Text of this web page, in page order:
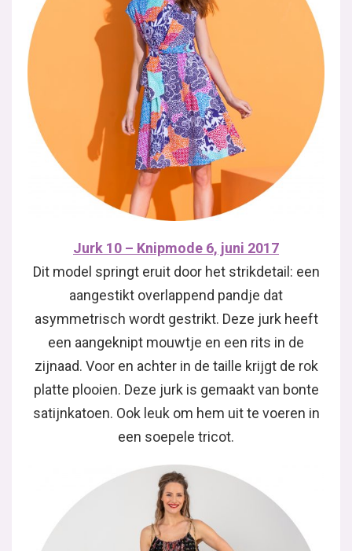
Jurk 10 – Knipmode 6, juni 2017
Dit model springt eruit door het strikdetail: een
aangestikt overlappend pandje dat
asymmetrisch wordt gestrikt. Deze jurk heeft
een aangeknipt mouwtje en een rits in de
zijnaad. Voor en achter in de taille krijgt de rok
platte plooien. Deze jurk is gemaakt van bonte
satijnkatoen. Ook leuk om hem uit te voeren in
een soepele tricot.